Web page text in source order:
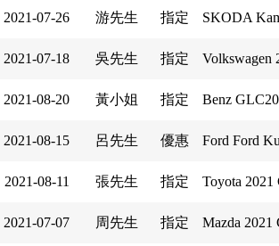
2021-07-26 游先生 指定 SKODA
2021-07-18 吳先生 指定 Volkswagen
2021-08-20 黃小姐 指定 Benz
2021-08-15 呂先生 優惠 Ford Ford
2021-08-11 張先生 指定 Toyota 2021
2021-07-07 周先生 指定 Mazda